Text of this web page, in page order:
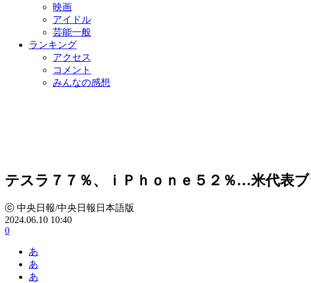
映画
アイドル
芸能一般
ランキング
アクセス
コメント
みんなの感想
テスラ７７％、ｉＰｈｏｎｅ５２％…米代表
ⓒ 中央日報/中央日報日本語版
2024.06.10 10:40
0
あ
あ
あ